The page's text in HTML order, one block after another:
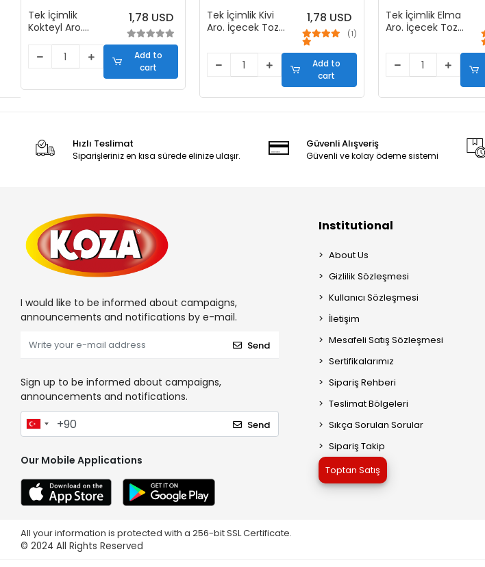
Tek İçimlik
Kokteyl Aro.
1,78 USD
Add to
cart
Tek İçimlik Kivi
Aro. İçecek Tozu
1,78 USD
(1)
Add to
cart
Tek İçimlik Elma
Aro. İçecek Tozu
Hızlı Teslimat
Siparişleriniz en kısa sürede elinize ulaşır.
Güvenli Alışveriş
Güvenli ve kolay ödeme sistemi
I would like to be informed about campaigns,
announcements and notifications by e-mail.
Send
Sign up to be informed about campaigns,
announcements and notifications.
Send
Our Mobile Applications
Institutional
About Us
Gizlilik Sözleşmesi
Kullanıcı Sözleşmesi
İletişim
Mesafeli Satış Sözleşmesi
Sertifikalarımız
Sipariş Rehberi
Teslimat Bölgeleri
Sıkça Sorulan Sorular
Sipariş Takip
Toptan Satış
All your information is protected with a 256-bit SSL Certificate.
© 2024All Rights Reserved